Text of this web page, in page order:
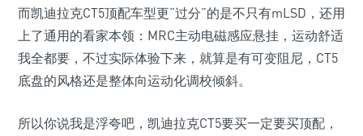
而凯迪拉克CT5顶配车型更“过分”的是不只有mLSD，还用
上了通用的看家本领：MRC主动电磁感应悬挂，运动舒适
我全都要，不过实际体验下来，就算是有可变阻尼，CT5
底盘的风格还是整体向运动化调校倾斜。
所以你说我是浮夸吧，凯迪拉克CT5要买一定要买顶配，